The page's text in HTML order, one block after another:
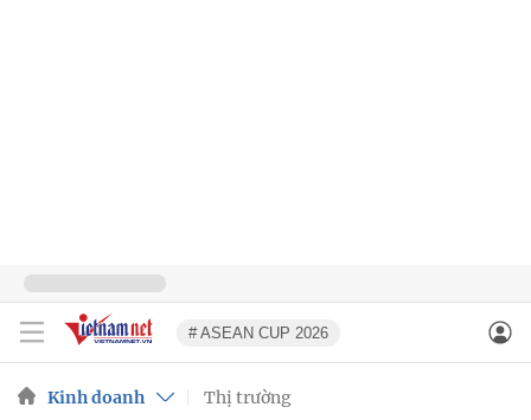
# ASEAN CUP 2026
Kinh doanh Thị trường